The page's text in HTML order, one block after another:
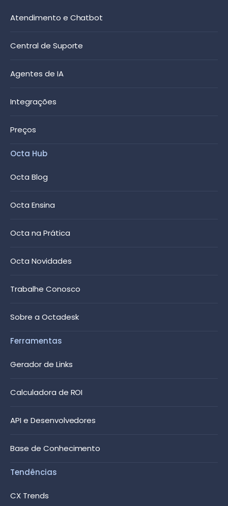
Atendimento e Chatbot
Central de Suporte
Agentes de IA
Integrações
Preços
Octa Hub
Octa Blog
Octa Ensina
Octa na Prática
Octa Novidades
Trabalhe Conosco
Sobre a Octadesk
Ferramentas
Gerador de Links
Calculadora de ROI
API e Desenvolvedores
Base de Conhecimento
Tendências
CX Trends